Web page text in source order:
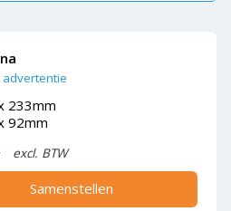
233mm
92mm
excl. BTW
Samenstellen